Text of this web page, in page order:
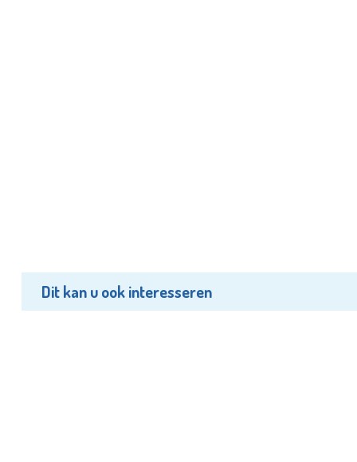
Dit kan u ook interesseren